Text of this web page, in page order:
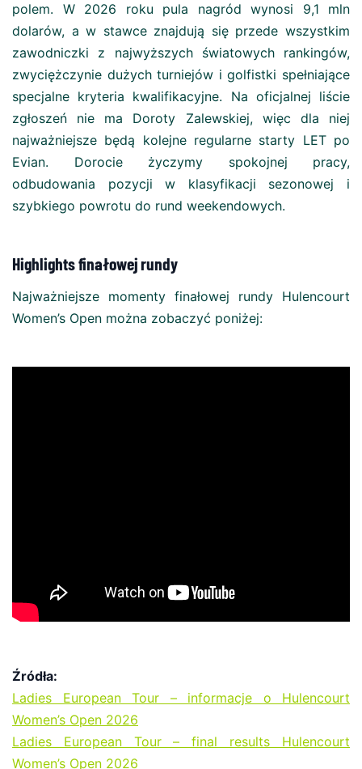
polem. W 2026 roku pula nagród wynosi 9,1 mln
dolarów, a w stawce znajdują się przede wszystkim
zawodniczki z najwyższych światowych rankingów,
zwyciężczynie dużych turniejów i golfistki spełniające
specjalne kryteria kwalifikacyjne. Na oficjalnej liście
zgłoszeń nie ma Doroty Zalewskiej, więc dla niej
najważniejsze będą kolejne regularne starty LET po
Evian. Dorocie życzymy spokojnej pracy,
odbudowania pozycji w klasyfikacji sezonowej i
szybkiego powrotu do rund weekendowych.
Highlights finałowej rundy
Najważniejsze momenty finałowej rundy Hulencourt
Women’s Open można zobaczyć poniżej:
Źródła:
Ladies European Tour – informacje o Hulencourt
Women’s Open 2026
Ladies European Tour – final results Hulencourt
Women’s Open 2026